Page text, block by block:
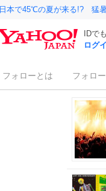
日本で45℃の夏が来る!? 猛
IDで
ログ
フォローとは フォロ